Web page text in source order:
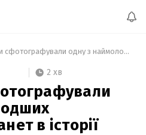
Астрономи сфотографували одну з наймолодших виявлених планет в історії
2 хв
в історії